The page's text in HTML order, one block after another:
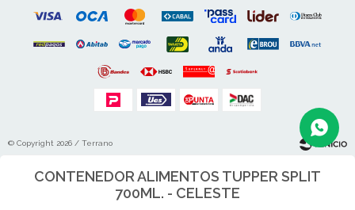
CONTENEDOR ALIMENTOS TUPPER SPLIT
700ML. - CELESTE
© Copyright 2026 / Terrano